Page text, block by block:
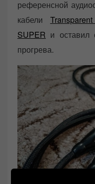
референсной
кабели
SUPER и оставил
прогрева.